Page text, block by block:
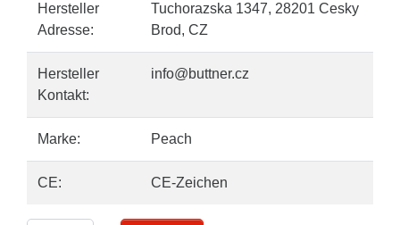
Hersteller
Adresse:
Tuchorazska 1347, 28201 Cesky
Brod, CZ
Hersteller
Kontakt:
info@buttner.cz
Marke: Peach
CE: CE-Zeichen